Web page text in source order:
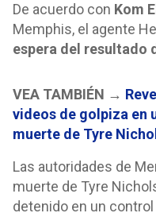
De acuerdo con Kom
Memphis, el agente
espera del resultado
VEA TAMBIÉN →
videos de golpiza en
muerte de Tyre
Las autoridades de
muerte de Tyre
detenido en un